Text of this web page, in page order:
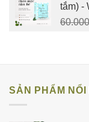
tắm) -
60.000
SẢN PHẨM NỔI